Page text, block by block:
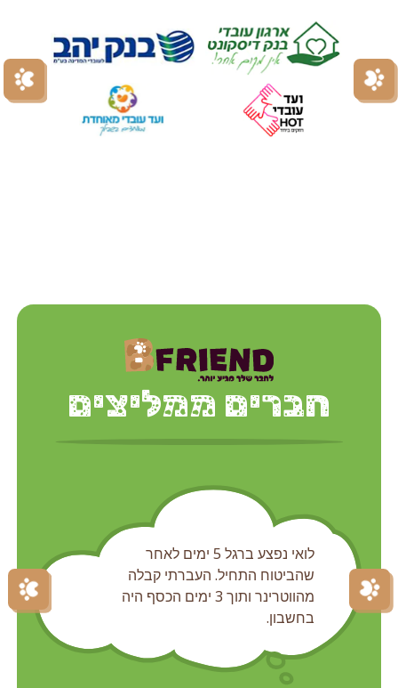
חברים ממליצים
לואי נפצע ברגל 5 ימים לאחר
שהביטוח התחיל. העברתי קבלה
מהווטרינר ותוך 3 ימים הכסף היה
בחשבון.